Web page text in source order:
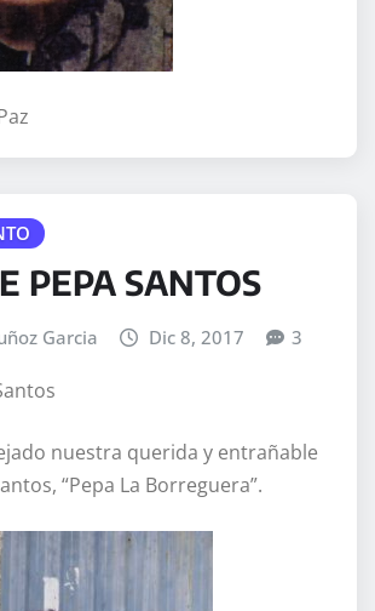
PEPA SANTOS
Garcia Dic 8, 2017 3
nuestra querida y entrañable
“Pepa La Borreguera”.